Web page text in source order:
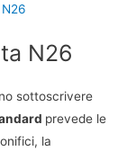
N26
sottoscrivere
prevede le
la